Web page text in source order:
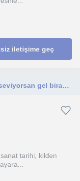
iletişime geç
Çizim yapmayı, sanatı ve sanat tarihini seviyorsan gel biraz konuşalım. İlk Ders ücretsiz
tarihi, kilden